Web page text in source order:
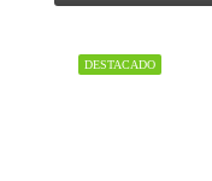
DESTACADO